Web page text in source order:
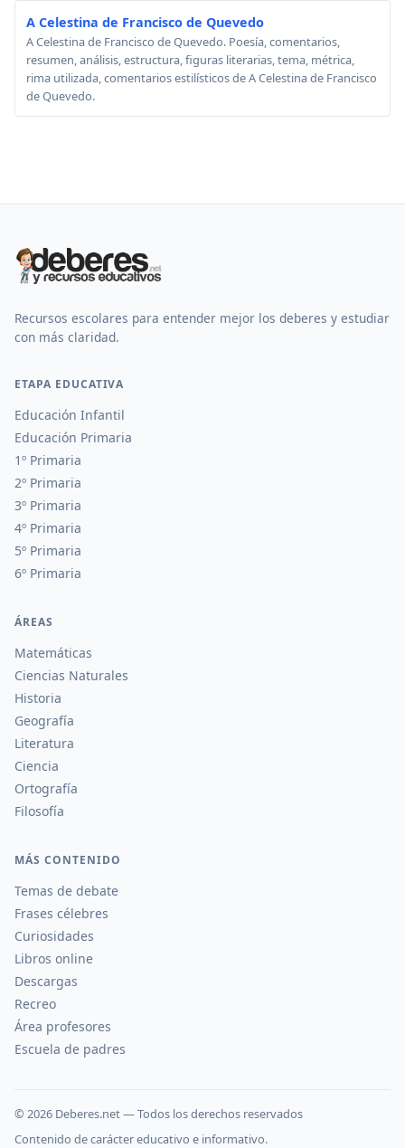
A Celestina de Francisco de Quevedo
A Celestina de Francisco de Quevedo. Poesía, comentarios,
resumen, análisis, estructura, figuras literarias, tema, métrica,
rima utilizada, comentarios estilísticos de A Celestina de Francisco
de Quevedo.
Recursos escolares para entender mejor los deberes y estudiar
con más claridad.
ETAPA EDUCATIVA
Educación Infantil
Educación Primaria
1º Primaria
2º Primaria
3º Primaria
4º Primaria
5º Primaria
6º Primaria
ÁREAS
Matemáticas
Ciencias Naturales
Historia
Geografía
Literatura
Ciencia
Ortografía
Filosofía
MÁS CONTENIDO
Temas de debate
Frases célebres
Curiosidades
Libros online
Descargas
Recreo
Área profesores
Escuela de padres
© 2026 Deberes.net — Todos los derechos reservados
Contenido de carácter educativo e informativo.